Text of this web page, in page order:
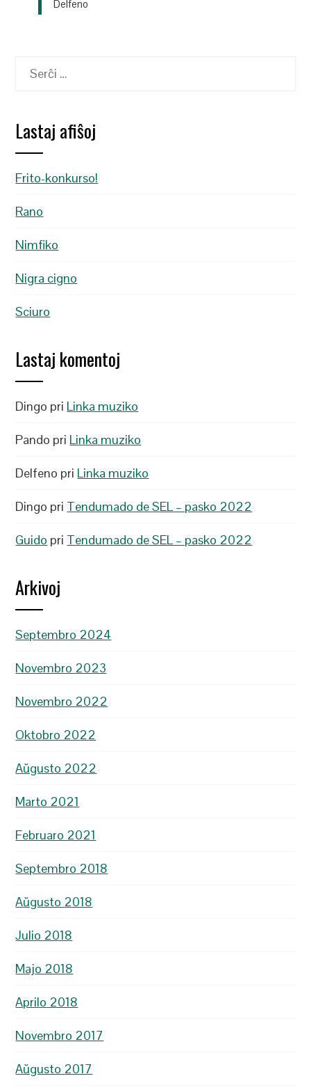
Delfeno
Serĉu:
Lastaj afiŝoj
Frito-konkurso!
Rano
Nimfiko
Nigra cigno
Sciuro
Lastaj komentoj
Dingo pri Linka muziko
Pando pri Linka muziko
Delfeno pri Linka muziko
Dingo pri Tendumado de SEL – pasko 2022
Guido pri Tendumado de SEL – pasko 2022
Arkivoj
Septembro 2024
Novembro 2023
Novembro 2022
Oktobro 2022
Aŭgusto 2022
Marto 2021
Februaro 2021
Septembro 2018
Aŭgusto 2018
Julio 2018
Majo 2018
Aprilo 2018
Novembro 2017
Aŭgusto 2017